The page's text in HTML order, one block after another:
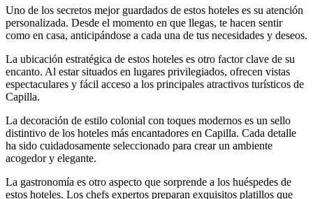
Uno de los secretos mejor guardados de estos hoteles es su atención
personalizada. Desde el momento en que llegas, te hacen sentir
como en casa, anticipándose a cada una de tus necesidades y deseos.
La ubicación estratégica de estos hoteles es otro factor clave de su
encanto. Al estar situados en lugares privilegiados, ofrecen vistas
espectaculares y fácil acceso a los principales atractivos turísticos de
Capilla.
La decoración de estilo colonial con toques modernos es un sello
distintivo de los hoteles más encantadores en Capilla. Cada detalle
ha sido cuidadosamente seleccionado para crear un ambiente
acogedor y elegante.
La gastronomía es otro aspecto que sorprende a los huéspedes de
estos hoteles. Los chefs expertos preparan exquisitos platillos que